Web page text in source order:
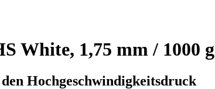
White, 1,75 mm / 1000 g
Hochgeschwindigkeitsdruck